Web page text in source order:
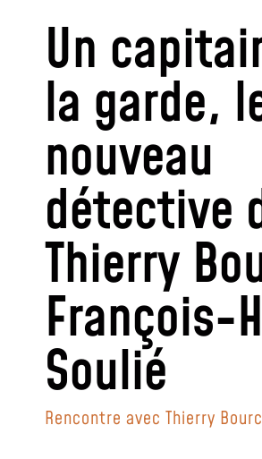
Un
la garde,
nouveau
détective
Thierry
François-
Soulié
Rencontre avec Thierry